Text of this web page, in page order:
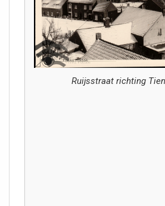
Ruijsstraat richting